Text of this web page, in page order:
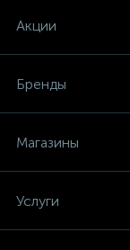
Акции
Бренды
Магазины
Услуги